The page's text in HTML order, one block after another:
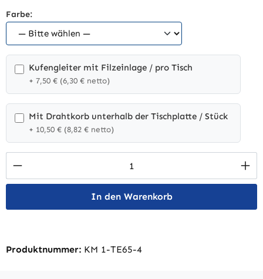
Farbe:
Kufengleiter mit Filzeinlage / pro Tisch
+ 7,50 € (6,30 € netto)
Mit Drahtkorb unterhalb der Tischplatte / Stück
+ 10,50 € (8,82 € netto)
Produkt Anzahl: Gib den gewünschten
In den Warenkorb
Produktnummer: KM 1-TE65-4